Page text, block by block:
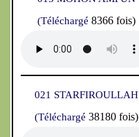
(Téléchargé 8366 fois)
021 STARFIROULLAH
(Téléchargé 38180 fois)